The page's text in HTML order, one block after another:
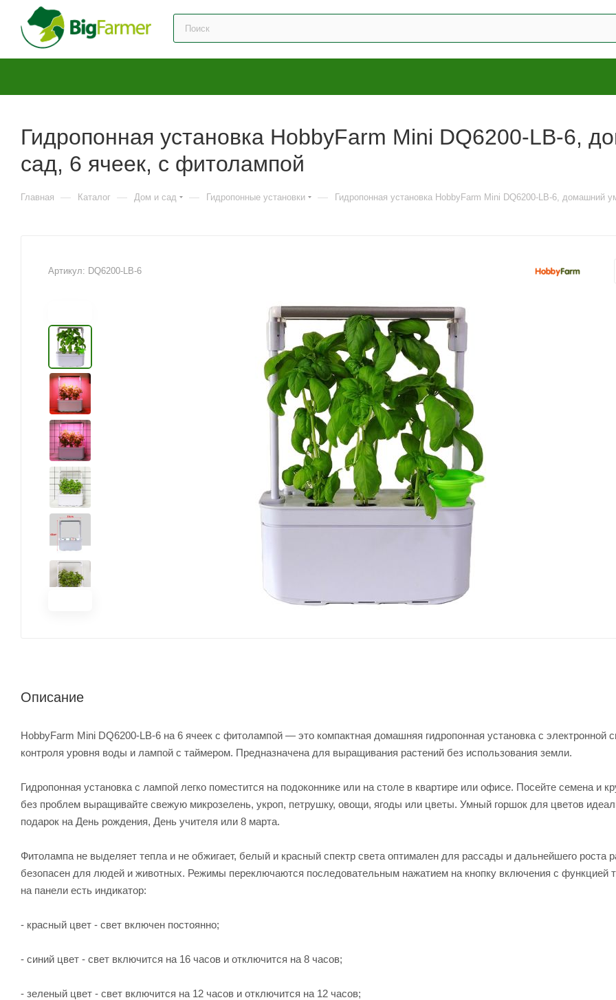
Гидропонная установка HobbyFarm Mini DQ6200-LB-6,
сад, 6 ячеек, с фитолампой
Главная — Каталог — Дом и сад — Гидропонные установки — Гидропонная установка HobbyFarm Mini DQ6200-LB-6, домашний
Артикул: DQ6200-LB-6
Описание
HobbyFarm Mini DQ6200-LB-6 на 6 ячеек с фитолампой — это компактная домашняя гидропонная установка с электронной
контроля уровня воды и лампой с таймером. Предназначена для выращивания растений без использования земли.
Гидропонная установка с лампой легко поместится на подоконнике или на столе в квартире или офисе. Посейте семена и
без проблем выращивайте свежую микрозелень, укроп, петрушку, овощи, ягоды или цветы. Умный горшок для цветов
подарок на День рождения, День учителя или 8 марта.
Фитолампа не выделяет тепла и не обжигает, белый и красный спектр света оптимален для рассады и дальнейшего роста
безопасен для людей и животных. Режимы переключаются последовательным нажатием на кнопку включения с функцией
на панели есть индикатор:
- красный цвет - свет включен постоянно;
- синий цвет - свет включится на 16 часов и отключится на 8 часов;
- зеленый цвет - свет включится на 12 часов и отключится на 12 часов;